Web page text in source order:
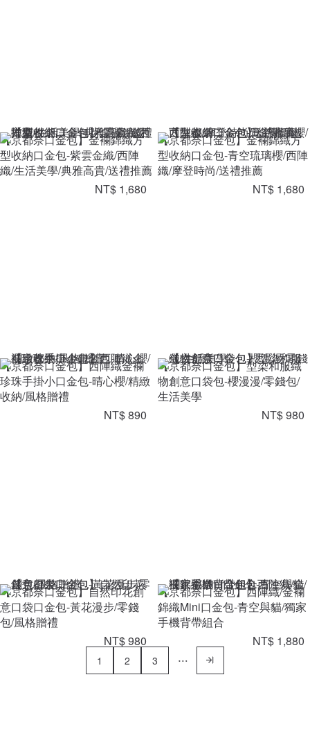
【京都奈口金包】金襴錦織方
型收納口金包-紫雲金織/西陣
織/生活美學/典雅高貴/送禮推薦
NT$ 1,680
【京都奈口金包】金襴錦織方
型收納口金包-青空琉璃櫻/西陣
織/摩登時尚/送禮推薦
NT$ 1,680
【京都奈口金包】西陣織金襴
珍珠手掛小口金包-晴心櫻/精緻
收納/風格贈禮
NT$ 890
【京都奈口金包】型染和服織
物創意口袋包-櫻漫漫/零錢包/
生活美學
NT$ 980
【京都奈口金包】自然印花創
意口袋口金包-黃花漫步/零錢
包/風格贈禮
NT$ 980
【京都奈口金包】西陣織/金襴
錦織Mini口金包-青空與貓/獨家
手機背帶組合
NT$ 1,880
1 2 3